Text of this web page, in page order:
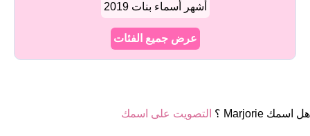
أشهر أسماء بنات 2019
عرض جميع الفئات
هل اسمك Marjorie ؟ التصويت على اسمك